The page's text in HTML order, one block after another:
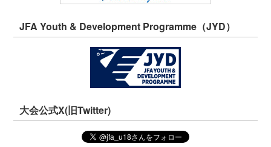
JFA Youth & Development Programme（JYD）
大会公式X(旧Twitter)